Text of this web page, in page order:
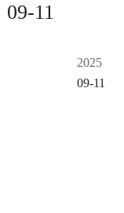
09-11
2025
09-11